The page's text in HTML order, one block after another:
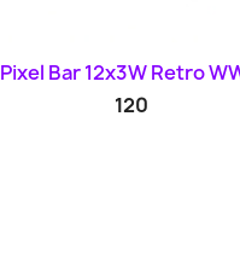
Szybki podgląd
Pixel Bar 12x3W Retro
120